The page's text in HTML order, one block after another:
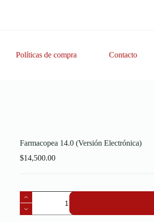
Políticas de compra Contacto
Farmacopea 14.0 (Versión Electrónica)
$14,500.00